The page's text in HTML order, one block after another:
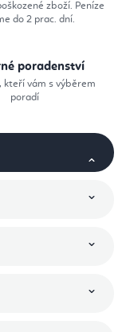
zboží. Peníze
do 2 prac. dní.
poradenství
kteří vám s výběrem
poradí